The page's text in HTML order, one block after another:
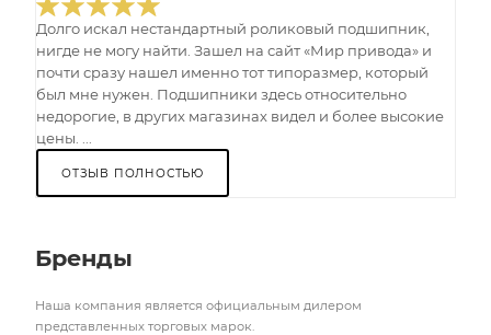
Долго искал нестандартный роликовый подшипник,
нигде не могу найти. Зашел на сайт «Мир привода» и
почти сразу нашел именно тот типоразмер, который
был мне нужен. Подшипники здесь относительно
недорогие, в других магазинах видел и более высокие
цены. ...
ОТЗЫВ ПОЛНОСТЬЮ
Бренды
Наша компания является официальным дилером
представленных торговых марок.